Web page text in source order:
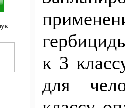
к 3
для